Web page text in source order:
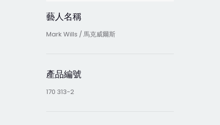
藝人名稱
Mark Wills / 馬克威爾斯
產品編號
170 313-2